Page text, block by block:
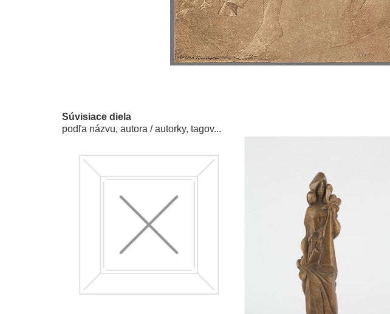
Súvisiace diela
podľa názvu, autora / autorky, tagov...